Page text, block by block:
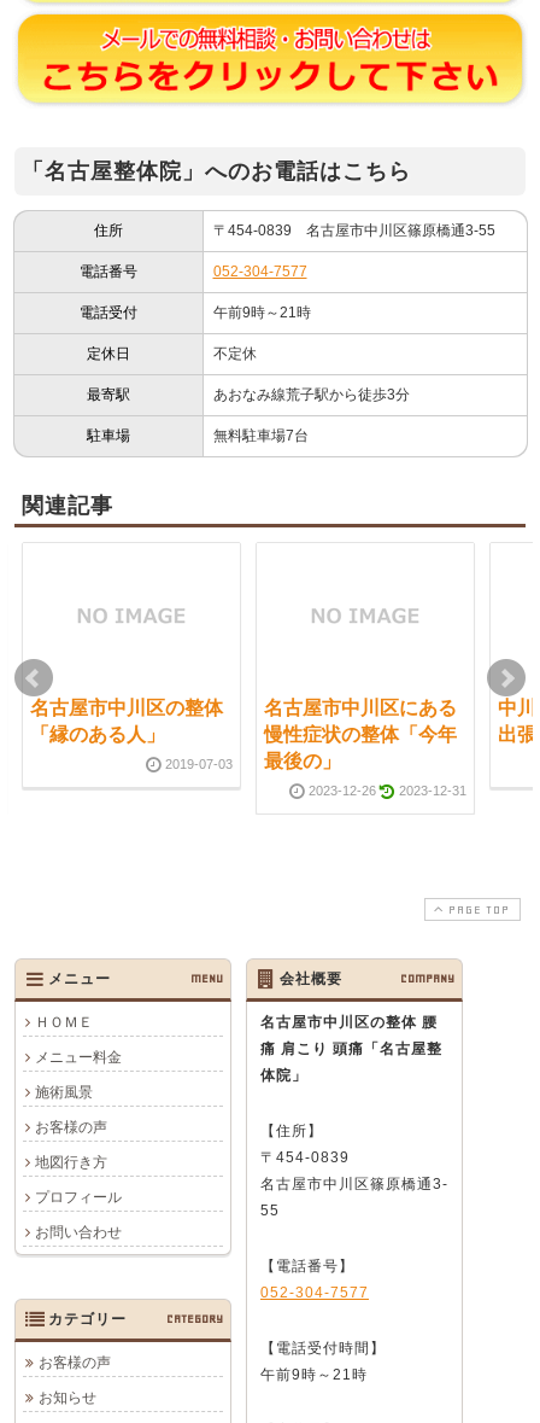
「名古屋整体院」へのお電話はこちら
住所 〒454-0839 名古屋市中川区篠原橋通3-55
電話番号 052-304-7577
電話受付 午前9時～21時
定休日 不定休
最寄駅 あおなみ線荒子駅から徒歩3分
駐車場 無料駐車場7台
関連記事
名古屋市中川区の整体
「縁のある人」
2019-07-03
名古屋市中川区にある
慢性症状の整体「今年
最後の」
2023-12-26 2023-12-31
中
出
PAGE TOP
メニュー MENU
ＨＯＭＥ
メニュー料金
施術風景
お客様の声
地図行き方
プロフィール
お問い合わせ
会社概要 COMPANY
名古屋市中川区の整体 腰
痛 肩こり 頭痛 「名古屋整
体院」
【住所】
〒454-0839
名古屋市中川区篠原橋通3-
55
【電話番号】
052-304-7577
【電話受付時間】
午前9時～21時
カテゴリー CATEGORY
お客様の声
お知らせ